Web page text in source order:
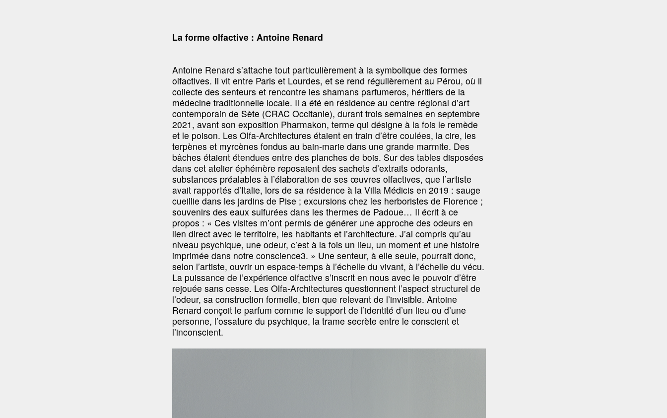
La forme olfactive : Antoine Renard
Antoine Renard s’attache tout particulièrement à la symbolique des formes
olfactives. Il vit entre Paris et Lourdes, et se rend régulièrement au Pérou, où il
collecte des senteurs et rencontre les shamans parfumeros, héritiers de la
médecine traditionnelle locale. Il a été en résidence au centre régional d’art
contemporain de Sète (CRAC Occitanie), durant trois semaines en septembre
2021, avant son exposition Pharmakon, terme qui désigne à la fois le remède
et le poison. Les Olfa-Architectures étaient en train d’être coulées, la cire, les
terpènes et myrcènes fondus au bain-marie dans une grande marmite. Des
bâches étaient étendues entre des planches de bois. Sur des tables disposées
dans cet atelier éphémère reposaient des sachets d’extraits odorants,
substances préalables à l’élaboration de ses œuvres olfactives, que l’artiste
avait rapportés d’Italie, lors de sa résidence à la Villa Médicis en 2019 : sauge
cueillie dans les jardins de Pise ; excursions chez les herboristes de Florence ;
souvenirs des eaux sulfurées dans les thermes de Padoue… Il écrit à ce
propos : « Ces visites m’ont permis de générer une approche des odeurs en
lien direct avec le territoire, les habitants et l’architecture. J’ai compris qu’au
niveau psychique, une odeur, c’est à la fois un lieu, un moment et une histoire
imprimée dans notre conscience3. » Une senteur, à elle seule, pourrait donc,
selon l’artiste, ouvrir un espace-temps à l’échelle du vivant, à l’échelle du vécu.
La puissance de l’expérience olfactive s’inscrit en nous avec le pouvoir d’être
rejouée sans cesse. Les Olfa-Architectures questionnent l’aspect structurel de
l’odeur, sa construction formelle, bien que relevant de l’invisible. Antoine
Renard conçoit le parfum comme le support de l’identité d’un lieu ou d’une
personne, l’ossature du psychique, la trame secrète entre le conscient et
l’inconscient.